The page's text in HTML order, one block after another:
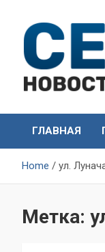
content
Севастополя
ГЛАВНАЯ
Home ул.
Метка: